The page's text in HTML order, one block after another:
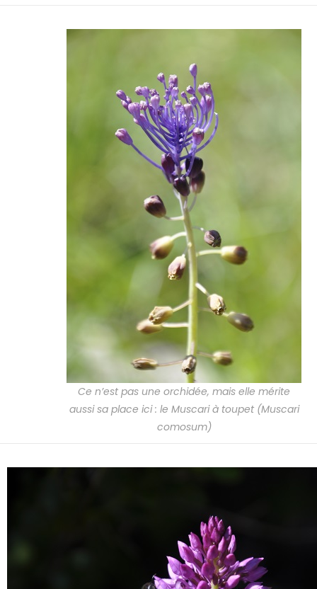
Ce n’est pas une orchidée, mais elle mérite
aussi sa place ici : le Muscari à toupet (Muscari
comosum)